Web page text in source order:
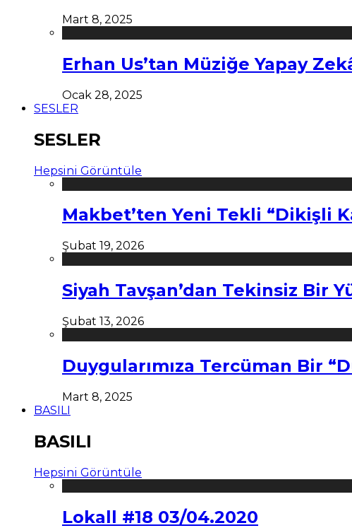
Mart 8, 2025
Erhan Us’tan Müziğe Yapay
Ocak 28, 2025
SESLER
SESLER
Hepsini Görüntüle
Makbet’ten Yeni Tekli “Dikişli
Şubat 19, 2026
Siyah Tavşan’dan Tekinsiz Bir
Şubat 13, 2026
Duygularımıza Tercüman Bir
Mart 8, 2025
BASILI
BASILI
Hepsini Görüntüle
Lokall #18 03/04.2020